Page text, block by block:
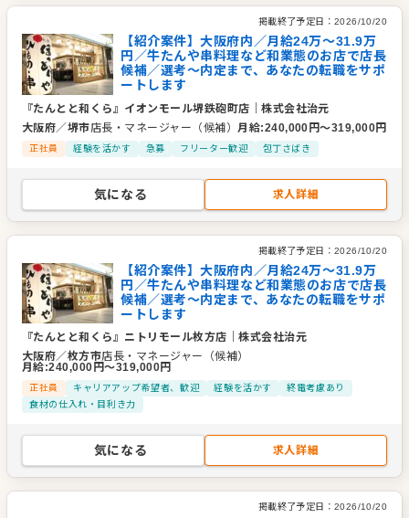
掲載終了予定日： 2026/10/20
【紹介案件】大阪府内／月給24万〜31.9万
円／牛たんや串料理など和業態のお店で店長
候補／選考～内定まで、あなたの転職をサポ
ートします
『たんとと和くら』イオンモール堺鉄砲町店 ｜株式会社治元
大阪府／堺市店長・マネージャー（候補） 月給:240,000 円〜319,000円
正社員 経験を活かす 急募 フリーター歓迎 包丁さばき
気になる 求人詳細
掲載終了予定日： 2026/10/20
【紹介案件】大阪府内／月給24万〜31.9万
円／牛たんや串料理など和業態のお店で店長
候補／選考～内定まで、あなたの転職をサポ
ートします
『たんとと和くら』ニトリモール枚方店 ｜株式会社治元
大阪府／枚方市店長・マネージャー（候補）
月給:240,000 円〜319,000円
正社員 キャリアアップ希望者、歓迎 経験を活かす
終電考慮あり
食材の仕入れ・目利き力
気になる 求人詳細
掲載終了予定日： 2026/10/20